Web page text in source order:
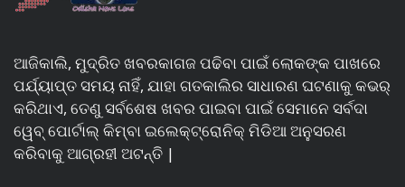
ଆଜିକାଲି, ମୁଦ୍ରିତ ଖବରକାଗଜ ପଢିବା ପାଇଁ ଲୋକଙ୍କ ପାଖରେ
ପର୍ଯ୍ୟାପ୍ତ ସମୟ ନାହିଁ, ଯାହା ଗତକାଲିର ସାଧାରଣ ଘଟଣାକୁ କଭର୍
କରିଥାଏ, ତେଣୁ ସର୍ବଶେଷ ଖବର ପାଇବା ପାଇଁ ସେମାନେ ସର୍ବଦା
ୱେବ୍ ପୋର୍ଟାଲ୍ କିମ୍ବା ଇଲେକ୍ଟ୍ରୋନିକ୍ ମିଡିଆ ଅନୁସରଣ
କରିବାକୁ ଆଗ୍ରହୀ ଅଟନ୍ତି |